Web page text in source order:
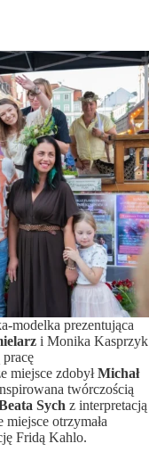
modelka prezentująca
i Monika Kasprzyk
miejsce zdobyłMichał
twórczością
Sych z interpretacją
otrzymała
Fridą Kahlo.